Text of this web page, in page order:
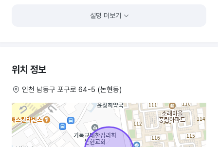
설명 더보기
위치 정보
인천 남동구 포구로 64-5 (논현동)